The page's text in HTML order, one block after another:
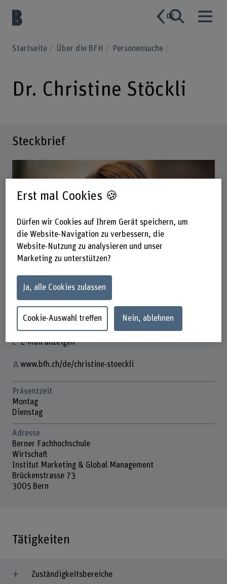
DE
Startseite Über die BFH Personensuche
Dr. Christine Stöckli
Steckbrief
Dozentin
Kontakt
E-Mail anzeigen
www.bfh.ch/de/christine-stoeckli
Präsenzzeit
Montag
Dienstag
Adresse
Berner Fachhochschule
Wirtschaft
Institut Marketing & Global Management
Brückenstrasse 73
3005 Bern
Tätigkeiten
Zuständigkeitsbereiche
Erst mal Cookies 🍪
Dürfen wir Cookies auf Ihrem Gerät speichern, um
die Website-Navigation zu verbessern, die
Website-Nutzung zu analysieren und unser
Marketing zu unterstützen?
Ja, alle Cookies zulassen
Cookie-Auswahl treffen Nein, ablehnen